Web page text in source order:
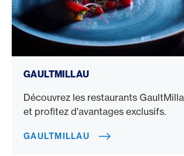
GAULTMILLAU
Découvrez les restaurants
et profitez d'avantages exclusifs.
GAULTMILLAU